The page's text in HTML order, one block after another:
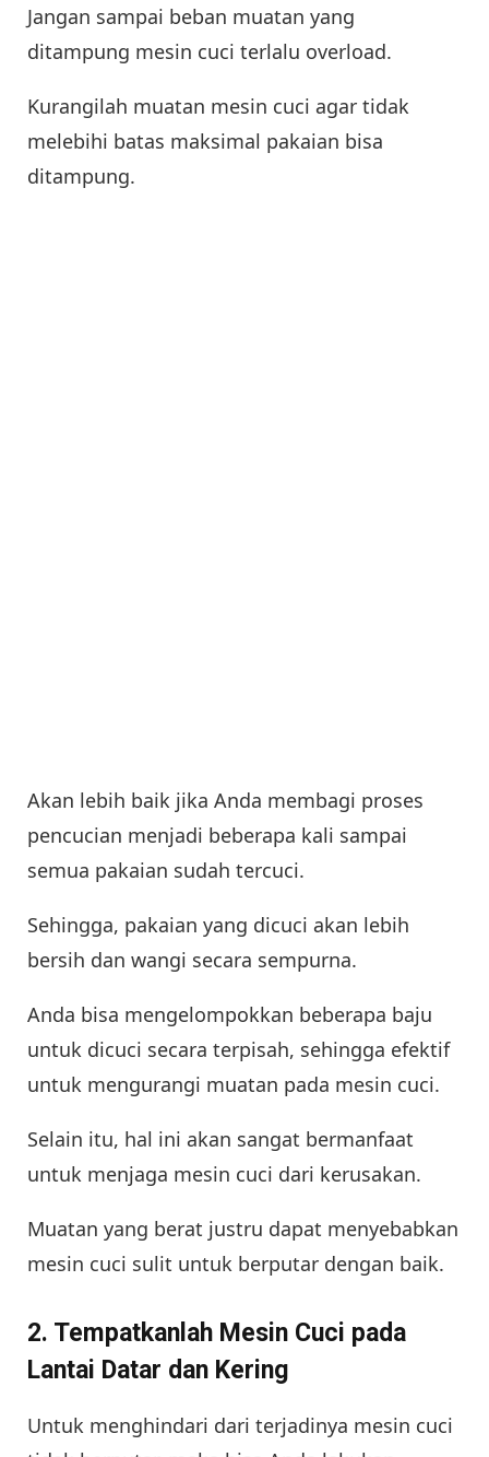
Jangan sampai beban muatan yang
ditampung mesin cuci terlalu overload.
Kurangilah muatan mesin cuci agar tidak
melebihi batas maksimal pakaian bisa
ditampung.
Akan lebih baik jika Anda membagi proses
pencucian menjadi beberapa kali sampai
semua pakaian sudah tercuci.
Sehingga, pakaian yang dicuci akan lebih
bersih dan wangi secara sempurna.
Anda bisa mengelompokkan beberapa baju
untuk dicuci secara terpisah, sehingga efektif
untuk mengurangi muatan pada mesin cuci.
Selain itu, hal ini akan sangat bermanfaat
untuk menjaga mesin cuci dari kerusakan.
Muatan yang berat justru dapat menyebabkan
mesin cuci sulit untuk berputar dengan baik.
2. Tempatkanlah Mesin Cuci pada
Lantai Datar dan Kering
Untuk menghindari dari terjadinya mesin cuci